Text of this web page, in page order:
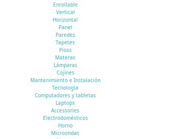
Enrollable
Vertical
Horizontal
Panel
Paredes
Tapetes
Pisos
Materas
Lámparas
Cojínes
Mantenimiento e Instalación
Tecnología
Computadores y tabletas
Laptops
Accessories
Electrodomésticos
Horno
Microondas